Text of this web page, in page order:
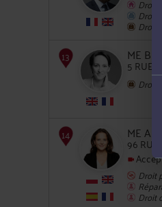
10
11
Droit
Droit
Droit
ME
5 RUE
Droit
ME
96
Droit
Droit